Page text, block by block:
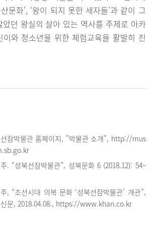
문화’, ‘왕이 되지 못한 세자들’과 같이 그
던 왕실의 살아 있는 역사를 주제로 아카
와 청소년을 위한 체험교육을 활발히 진
잠박물관 홈페이지, "박물관 소개", http://mus
. “성북선잠박물관”, 성북문화 6 (2018.12): 54~
, “조선시대 의복 문화 ‘성북선잠박물관’ 개관”,
신문, 2018.04.08., https://www.khan.co.kr